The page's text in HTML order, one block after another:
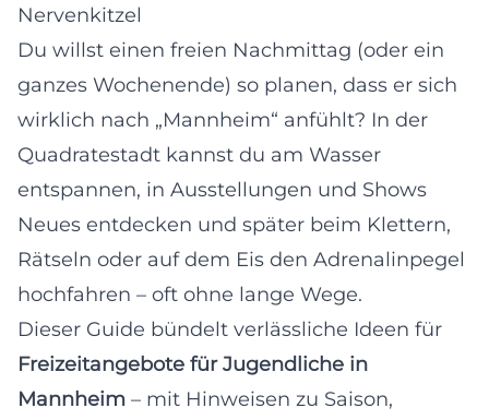
Nervenkitzel
Du willst einen freien Nachmittag (oder ein
ganzes Wochenende) so planen, dass er sich
wirklich nach „Mannheim“ anfühlt? In der
Quadratestadt kannst du am Wasser
entspannen, in Ausstellungen und Shows
Neues entdecken und später beim Klettern,
Rätseln oder auf dem Eis den Adrenalinpegel
hochfahren – oft ohne lange Wege.
Dieser Guide bündelt verlässliche Ideen für
Freizeitangebote für Jugendliche in
Mannheim – mit Hinweisen zu Saison,